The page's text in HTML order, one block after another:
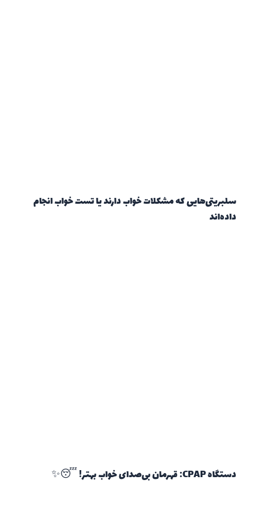
سلبریتی‌هایی که مشکلات خواب دارند یا تست خواب انجام
داده‌اند
دستگاه CPAP: قهرمان بی‌صدای خواب بهتر! 😴✨